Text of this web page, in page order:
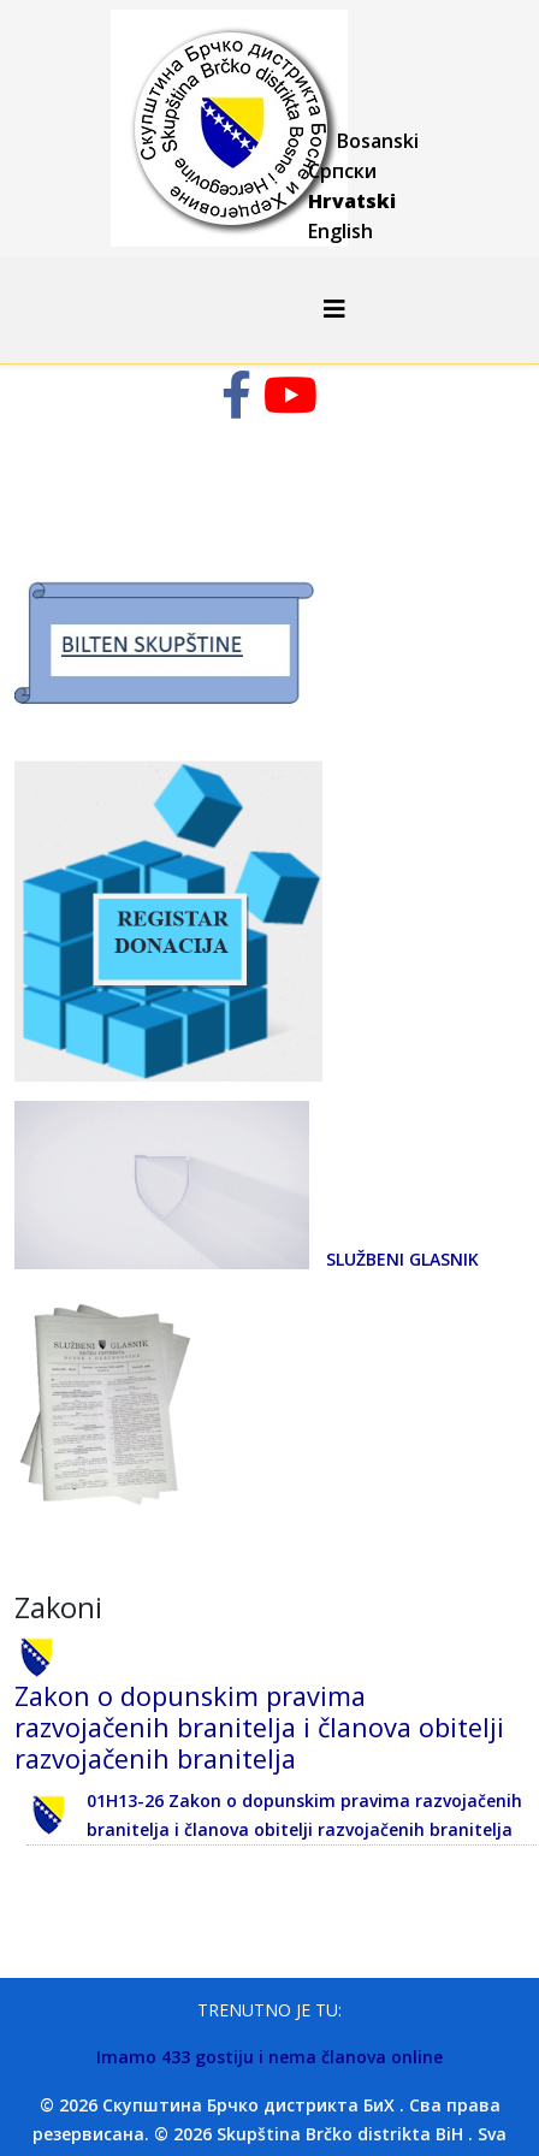
Bosanski
Српски
Hrvatski
English
SLUŽBENI GLASNIK
Zakoni
Zakon o dopunskim pravima
razvojačenih branitelja i članova obitelji
razvojačenih branitelja
01H13-26 Zakon o dopunskim pravima razvojačenih
branitelja i članova obitelji razvojačenih branitelja
TRENUTNO JE TU:
Imamo 433 gostiju i nema članova online
© 2026 Скупштина Брчко дистрикта БиХ . Сва права
резервисана. © 2026 Skupština Brčko distrikta BiH . Sva